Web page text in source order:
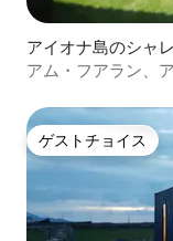
アイオナ島のシャ
アム・フアラン、
ゲストチョイス
ゲストチョイス